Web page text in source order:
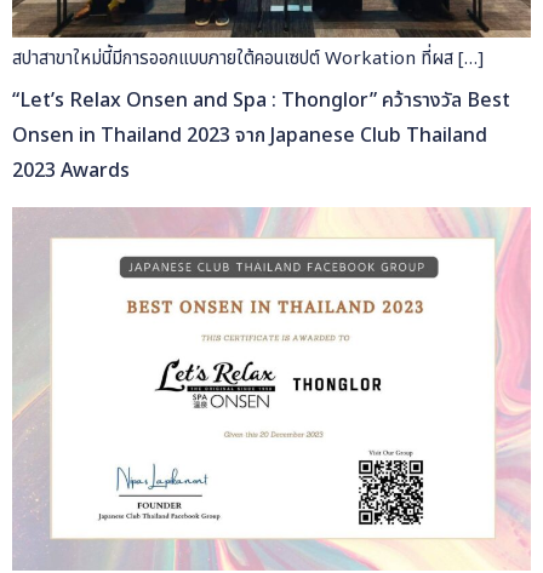
สปาสาขาใหม่นี้มีการออกแบบภายใต้คอนเซปต์ Workation ที่ผส […]
“Let’s Relax Onsen and Spa : Thonglor” คว้ารางวัล Best
Onsen in Thailand 2023 จาก Japanese Club Thailand
2023 Awards